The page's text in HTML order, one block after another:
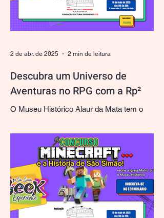
Descubra um Universo de
Aventuras no RPG com a Rp²
O Museu Histórico Alaur da Mata tem o
transcendem o tempo e o espaço, e o 1º
São Simão Geek...
2 de abr. de 2025 2 min de leitura